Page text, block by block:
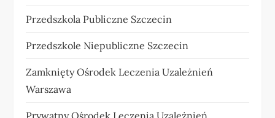
Przedszkola Publiczne Szczecin
Przedszkole Niepubliczne Szczecin
Zamknięty Ośrodek Leczenia Uzależnień
Warszawa